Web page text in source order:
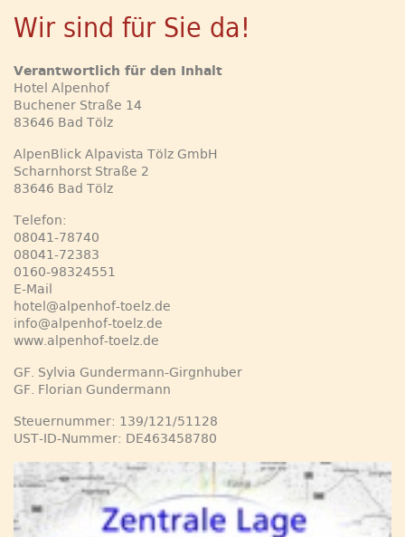
Wir sind für Sie da!
Verantwortlich für den Inhalt
Hotel Alpenhof
Buchener Straße 14
83646 Bad Tölz
AlpenBlick Alpavista Tölz GmbH
Scharnhorst Straße 2
83646 Bad Tölz
Telefon:
08041-78740
08041-72383
0160-98324551
E-Mail
hotel@alpenhof-toelz.de
info@alpenhof-toelz.de
www.alpenhof-toelz.de
GF. Sylvia Gundermann-Girgnhuber
GF. Florian Gundermann
Steuernummer: 139/121/51128
UST-ID-Nummer: DE463458780